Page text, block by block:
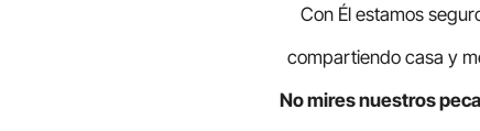
Con Él estamos
compartiendo casa y
No mires nuestros